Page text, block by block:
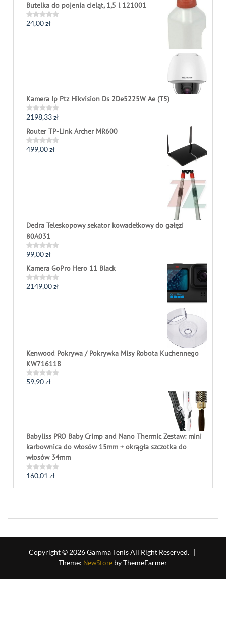
out
of
5
Butelka do pojenia cieląt, 1,5 l 121001
Rated
24,00zł
Kamera Ip Ptz Hikvision Ds 2De5225W Ae (T5)
Rated
out
of
5
2198,33zł
Router TP-Link Archer MR600
Rated
499,00zł
Dedra Teleskopowy sekator kowadełkowy do gałęzi
80A031
Rated
out
of
5
99,00zł
Kamera GoPro Hero 11 Black
Rated
2149,00zł
Kenwood Pokrywa / Pokrywka Misy Robota Kuchennego
KW716118
Rated
59,90zł
Babyliss PRO Baby Crimp and Nano Thermic Zestaw: mini
karbownica do włosów 15mm + okrągła szczotka do
włosów 34mm
Rated
160,01 zł
Copyright © 2026 Gamma Tenis All Right Reserved. |
Theme: NewStore by ThemeFarmer